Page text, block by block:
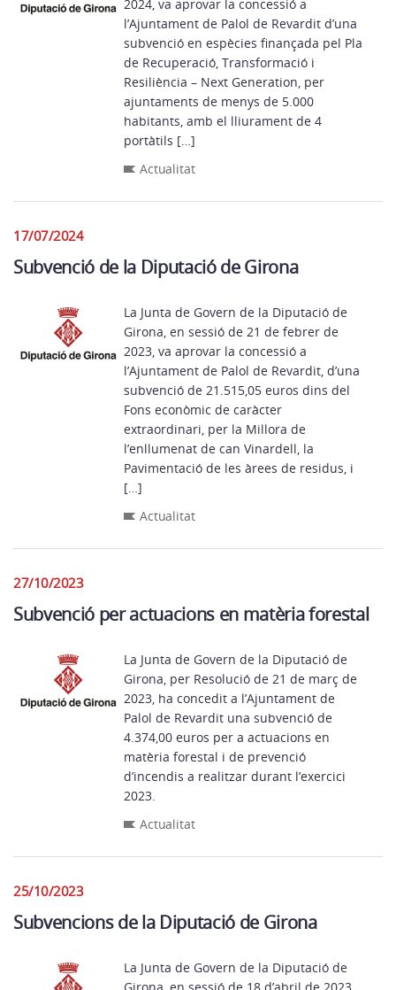
2024, va aprovar la concessió a
l’Ajuntament de Palol de Revardit d’una
subvenció en espècies finançada pel Pla
de Recuperació, Transformació i
Resiliència – Next Generation, per
ajuntaments de menys de 5.000
habitants, amb el lliurament de 4
portàtils […]
Actualitat
17/07/2024
Subvenció de la Diputació de Girona
La Junta de Govern de la Diputació de
Girona, en sessió de 21 de febrer de
2023, va aprovar la concessió a
l’Ajuntament de Palol de Revardit, d’una
subvenció de 21.515,05 euros dins del
Fons econòmic de caràcter
extraordinari, per la Millora de
l’enllumenat de can Vinardell, la
Pavimentació de les àrees de residus, i
[…]
Actualitat
27/10/2023
Subvenció per actuacions en matèria forestal
La Junta de Govern de la Diputació de
Girona, per Resolució de 21 de març de
2023, ha concedit a l’Ajuntament de
Palol de Revardit una subvenció de
4.374,00 euros per a actuacions en
matèria forestal i de prevenció
d’incendis a realitzar durant l’exercici
2023.
Actualitat
25/10/2023
Subvencions de la Diputació de Girona
La Junta de Govern de la Diputació de